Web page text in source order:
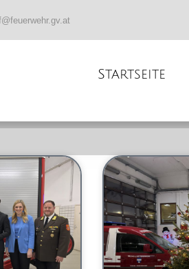
Startseite